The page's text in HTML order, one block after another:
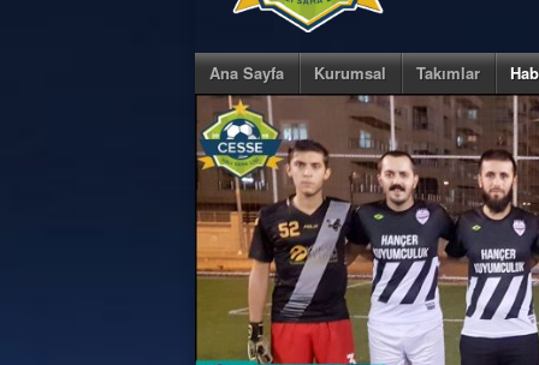
Ana Sayfa Kurumsal Takımlar